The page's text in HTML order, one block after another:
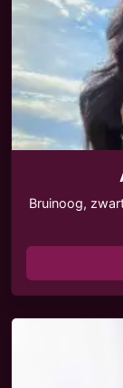
Bruinoog,